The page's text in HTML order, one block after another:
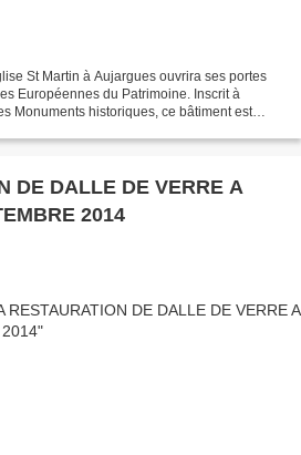
St Martin à Aujargues ouvrira ses portes
Européennes du Patrimoine. Inscrit à
Monuments historiques, ce bâtiment est
DE DALLE DE VERRE A
2014